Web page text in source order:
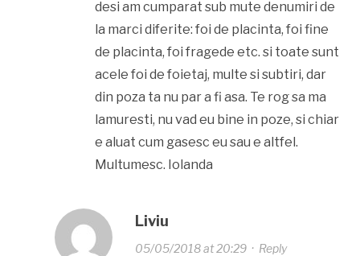
desi am cumparat sub mute denumiri de
la marci diferite: foi de placinta, foi fine
de placinta, foi fragede etc. si toate sunt
acele foi de foietaj, multe si subtiri, dar
din poza ta nu par a fi asa. Te rog sa ma
lamuresti, nu vad eu bine in poze, si chiar
e aluat cum gasesc eu sau e altfel.
Multumesc. Iolanda
Liviu
05/05/2018 at 20:29· Reply